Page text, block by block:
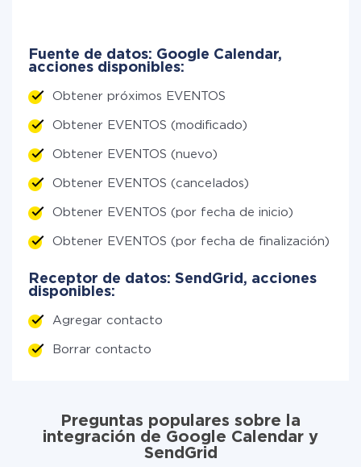
Fuente de datos: Google Calendar,
acciones disponibles:
Obtener próximos EVENTOS
Obtener EVENTOS (modificado)
Obtener EVENTOS (nuevo)
Obtener EVENTOS (cancelados)
Obtener EVENTOS (por fecha de inicio)
Obtener EVENTOS (por fecha de finalización)
Receptor de datos: SendGrid, acciones
disponibles:
Agregar contacto
Borrar contacto
Preguntas populares sobre la
integración de Google Calendar y
SendGrid